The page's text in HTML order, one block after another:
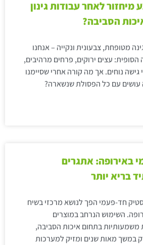
לאחר עבודות גינון
הסביבה?
מטופחת, צבעונית ונקייה – אנחנו
עצים ירוקים, פרחים מרהיבים,
נוחים. אך מה קורה אחרי שסיימנו
עושים עם כל הפסולת שנשארה?
באירופה: אתגרים
בריא יותר
חד-פעמי הפך לנושא מרכזי בשיח
השימוש הנרחב במוצרים
משמעותיות בתחום איכות הסביבה,
במשך מאות שנים ומזיק למערכות